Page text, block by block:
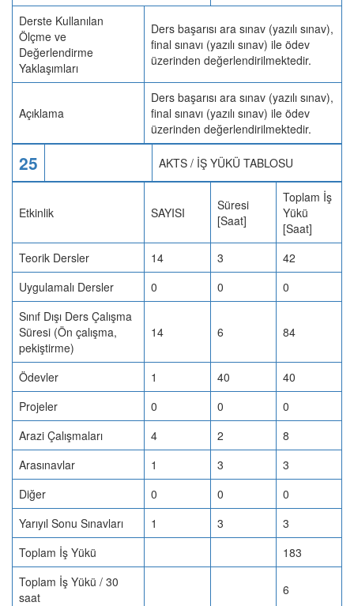
Derste Kullanılan
Ölçme ve
Değerlendirme
Yaklaşımları
Ders başarısı ara sınav (yazılı sınav),
final sınavı (yazılı sınav) ile ödev
üzerinden değerlendirilmektedir.
Açıklama
Ders başarısı ara sınav (yazılı sınav),
final sınavı (yazılı sınav) ile ödev
üzerinden değerlendirilmektedir.
25 AKTS / İŞ YÜKÜ TABLOSU
Etkinlik SAYISI
Süresi
[Saat]
Toplam İş
Yükü
[Saat]
Teorik Dersler
14 3
42
Uygulamalı Dersler
0 0
0
Sınıf Dışı Ders Çalışma
Süresi (Ön çalışma,
pekiştirme)
14 6 84
Ödevler 1 40
40
Projeler
0 0
0
Arazi Çalışmaları
4 2
8
Arasınavlar
1 3
3
Diğer
0 0
0
Yarıyıl Sonu Sınavları
1 3
3
Toplam İş Yükü
183
Toplam İş Yükü / 30
saat
6